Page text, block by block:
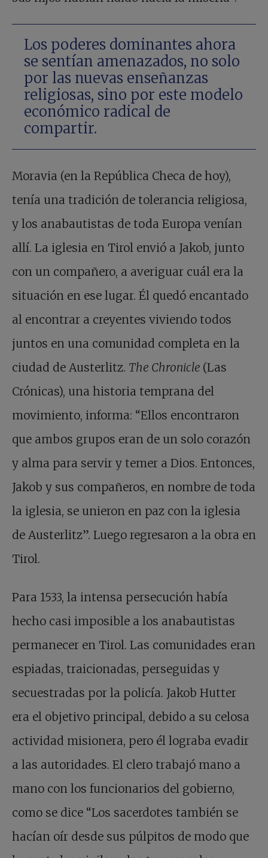
Los poderes dominantes ahora
se sentían amenazados, no solo
por las nuevas enseñanzas
religiosas, sino por este modelo
económico radical de
compartir.
Moravia (en la República Checa de hoy),
tenía una tradición de tolerancia religiosa,
y los anabautistas de toda Europa venían
allí. La iglesia en Tirol envió a Jakob, junto
con un compañero, a averiguar cuál era la
situación en ese lugar. Él quedó encantado
al encontrar a creyentes viviendo todos
juntos en una comunidad completa en la
ciudad de Austerlitz. The Chronicle (Las
Crónicas), una historia temprana del
movimiento, informa: “Ellos encontraron
que ambos grupos eran de un solo corazón
y alma para servir y temer a Dios. Entonces,
Jakob y sus compañeros, en nombre de toda
la iglesia, se unieron en paz con la iglesia
de Austerlitz”. Luego regresaron a la obra en
Tirol.
Para 1533, la intensa persecución había
hecho casi imposible a los anabautistas
permanecer en Tirol. Las comunidades eran
espiadas, traicionadas, perseguidas y
secuestradas por la policía. Jakob Hutter
era el objetivo principal, debido a su celosa
actividad misionera, pero él lograba evadir
a las autoridades. El clero trabajó mano a
mano con los funcionarios del gobierno,
como se dice “Los sacerdotes también se
hacían oír desde sus púlpitos de modo que